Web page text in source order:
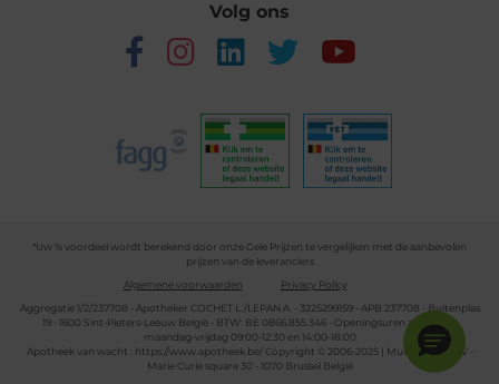
Volg ons
*Uw % voordeel wordt berekend door onze Gele Prijzen te vergelijken met de aanbevolen
prijzen van de leveranciers
Algemene voorwaarden
Privacy Policy
Aggregatie 1/2/237708 - Apotheker COCHET L./LEPAN A. - 3225299159 - APB 237708 - Buitenplas
19 - 1600 Sint-Pieters-Leeuw België - BTW: BE 0866.855.346 - Openingsuren apotheek:
maandag-vrijdag 09:00-12:30 en 14:00-18:00
Apotheek van wacht :
https://www.apotheek.be/Copyright © 2006-2025 | Multipharma CV -
Marie Curie square 30 - 1070 Brussel België